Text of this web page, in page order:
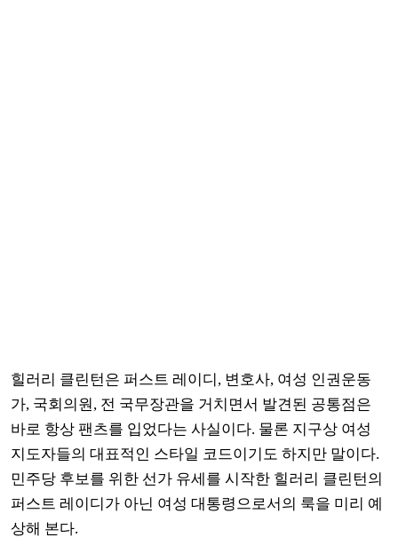
힐러리 클린턴은 퍼스트 레이디, 변호사, 여성 인권운동
가, 국회의원, 전 국무장관을 거치면서 발견된 공통점은
바로 항상 팬츠를 입었다는 사실이다. 물론 지구상 여성
지도자들의 대표적인 스타일 코드이기도 하지만 말이다.
민주당 후보를 위한 선가 유세를 시작한 힐러리 클린턴의
퍼스트 레이디가 아닌 여성 대통령으로서의 룩을 미리 예
상해 본다.